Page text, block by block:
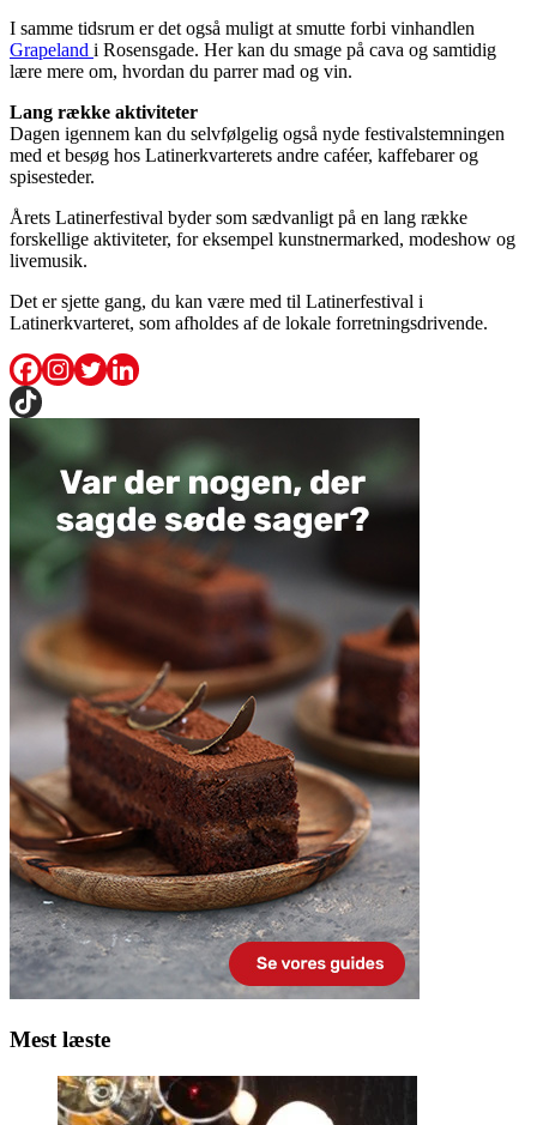
I samme tidsrum er det også muligt at smutte forbi vinhandlen
Grapeland i Rosensgade. Her kan du smage på cava og samtidig
lære mere om, hvordan du parrer mad og vin.
Lang række aktiviteter
Dagen igennem kan du selvfølgelig også nyde festivalstemningen
med et besøg hos Latinerkvarterets andre caféer, kaffebarer og
spisesteder.
Årets Latinerfestival byder som sædvanligt på en lang række
forskellige aktiviteter, for eksempel kunstnermarked, modeshow og
livemusik.
Det er sjette gang, du kan være med til Latinerfestival i
Latinerkvarteret, som afholdes af de lokale forretningsdrivende.
Mest læste